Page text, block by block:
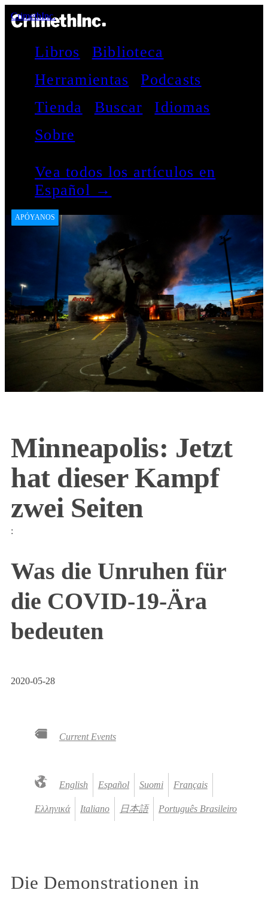
CrimethInc.
Libros
Biblioteca
Herramientas
Podcasts
Tienda
Buscar
Idiomas
Sobre
Vea todos los artículos en
Español →
APÓYANOS
Minneapolis: Jetzt
hat dieser Kampf
zwei Seiten
:
Was die Unruhen für
die COVID-19-Ära
bedeuten
2020-05-28
Current Events
English Español Suomi Français
Ελληνικά Italiano 日本語 Português Brasileiro
Die Demonstrationen in